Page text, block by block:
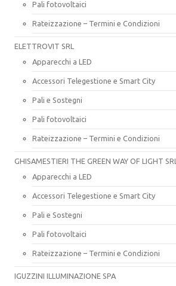
Pali fotovoltaici
Rateizzazione – Termini e Condizioni
ELETTROVIT SRL
Apparecchi a LED
Accessori Telegestione e Smart City
Pali e Sostegni
Pali fotovoltaici
Rateizzazione – Termini e Condizioni
GHISAMESTIERI THE GREEN WAY OF LIGHT SRL
Apparecchi a LED
Accessori Telegestione e Smart City
Pali e Sostegni
Pali fotovoltaici
Rateizzazione – Termini e Condizioni
IGUZZINI ILLUMINAZIONE SPA